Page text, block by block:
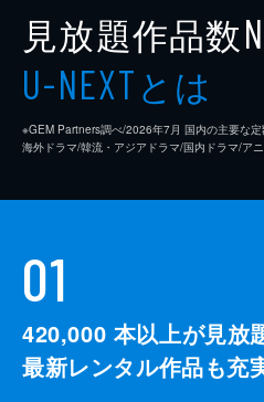
見放題作品数
U-NEXTとは
※GEM Partners調べ/2026年7⽉ 国内の主要な
海外ドラマ/韓流・アジアドラマ/国内ドラマ/ア
01
420,000 本以上が見放
最新レンタル作品も充